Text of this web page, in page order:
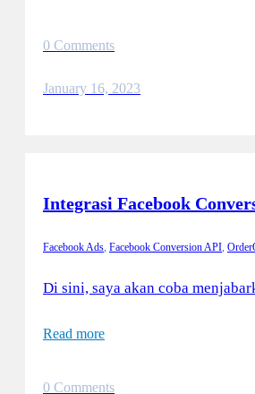
0 Comments
January 16, 2023
Integrasi Facebook
Facebook Ads, Facebook Conversion API,
Di sini, saya akan coba
Read more
0 Comments